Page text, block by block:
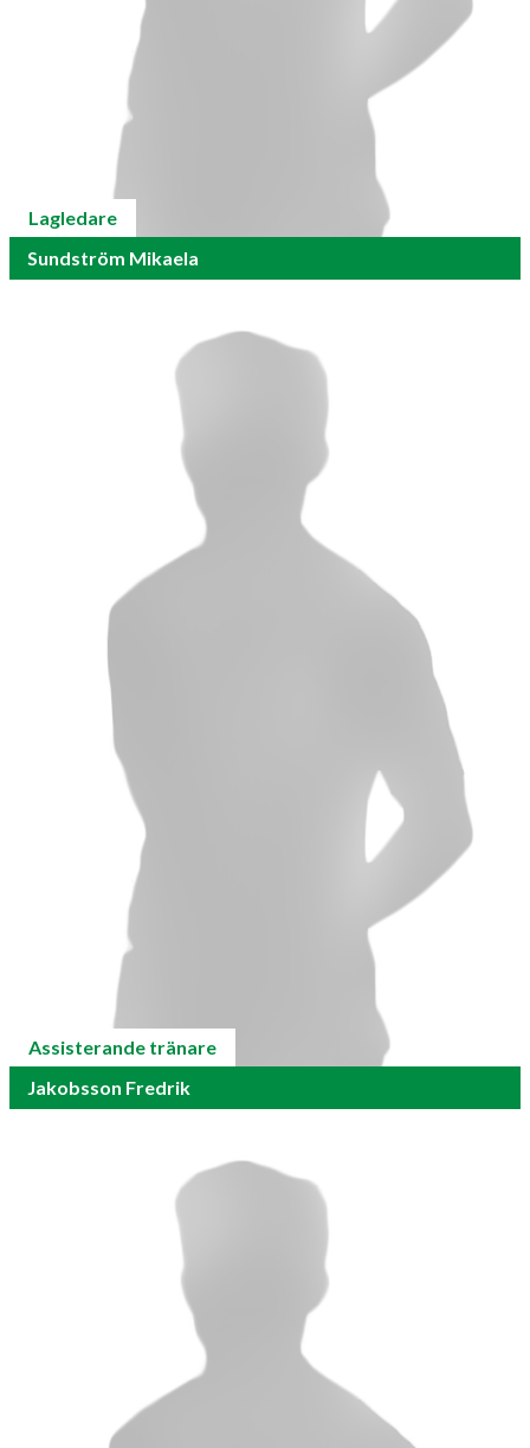
Lagledare
Sundström Mikaela
Assisterande tränare
Jakobsson Fredrik